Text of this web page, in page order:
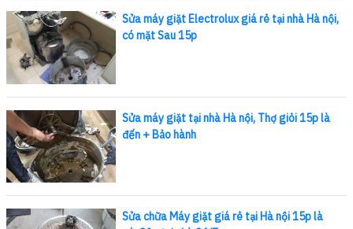
Sửa máy giặt Electrolux giá rẻ tại nhà Hà nội,
có mặt Sau 15p
Sửa máy giặt tại nhà Hà nội, Thợ giỏi 15p là
đến + Bảo hành
Sửa chữa Máy giặt giá rẻ tại Hà nội 15p là